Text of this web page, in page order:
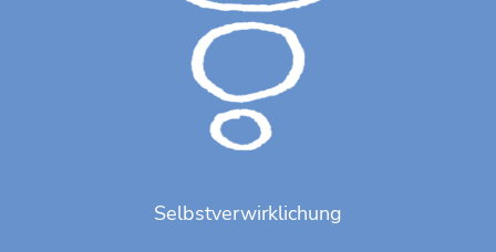
Selbstverwirklichung